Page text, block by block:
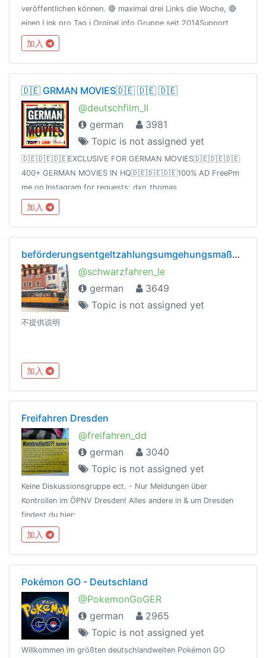
veröffentlichen können. 🔴 maximal drei Links die Woche, 🔴
einen Link pro Tag ℹ️ Orginal info Gruppe seit 2014Support
Gruppe @RebootSupport VERNETZT EUCH IM WELTWEITEN
Netz
加入
🇩🇪 GRMAN MOVIES🇩🇪 🇩🇪 🇩🇪
@deutschfilm_II
german
3981
Topic is not assigned yet
🇩🇪🇩🇪🇩🇪EXCLUSIVE FOR GERMAN MOVIES🇩🇪🇩🇪🇩🇪
400+ GERMAN MOVIES IN HQ🇩🇪🇩🇪🇩🇪100% AD FreePm
me on Instagram for requests: dxn_thomas
加入
beförderungsentgeltzahlungsumgehungsmaßnahmen
@schwarzfahren_le
german
3649
Topic is not assigned yet
不提供说明
加入
Freifahren Dresden
@freifahren_dd
german
3040
Topic is not assigned yet
Keine Diskussionsgruppe ect. - Nur Meldungen über
Kontrollen im ÖPNV Dresden! Alles andere in & um Dresden
findest du hier:
https://t.me/joinchat/AAAAAEURLQphClOKZ962vg
加入
Pokémon GO - Deutschland
@PokemonGoGER
german
2965
Topic is not assigned yet
Willkommen im größten deutschlandweiten Pokémon GO